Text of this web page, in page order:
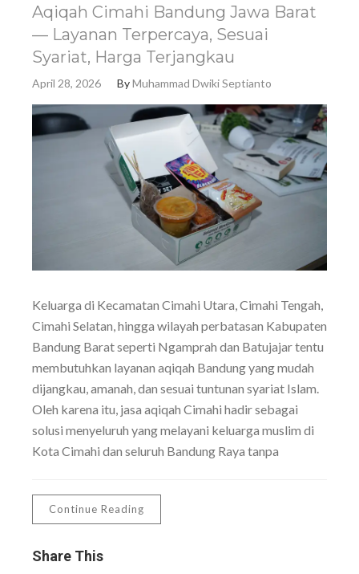
Aqiqah Cimahi Bandung Jawa Barat
— Layanan Terpercaya, Sesuai
Syariat, Harga Terjangkau
April 28, 2026 ByMuhammad Dwiki Septianto
Keluarga di Kecamatan Cimahi Utara, Cimahi Tengah,
Cimahi Selatan, hingga wilayah perbatasan Kabupaten
Bandung Barat seperti Ngamprah dan Batujajar tentu
membutuhkan layanan aqiqah Bandung yang mudah
dijangkau, amanah, dan sesuai tuntunan syariat Islam.
Oleh karena itu, jasa aqiqah Cimahi hadir sebagai
solusi menyeluruh yang melayani keluarga muslim di
Kota Cimahi dan seluruh Bandung Raya tanpa
Continue Reading
Share This